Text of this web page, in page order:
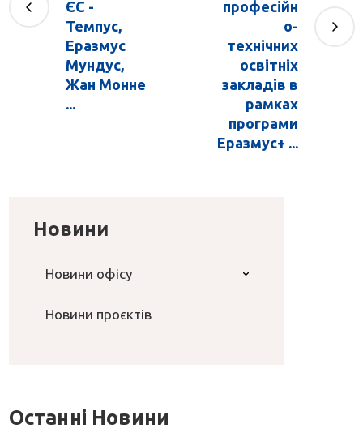
ЄС -
Темпус,
Еразмус
Мундус,
Жан Монне
...
професійн
о-
технічних
освітніх
закладів в
рамках
програми
Еразмус+ ...
Новини
Новини офісу
Новини проєктів
Останні Новини